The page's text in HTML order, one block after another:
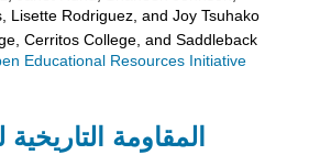
Lisette Rodriguez, and Joy Tsuhako
Cerritos College, and Saddleback
Educational Resources Initiative
المقاومة التاريخية